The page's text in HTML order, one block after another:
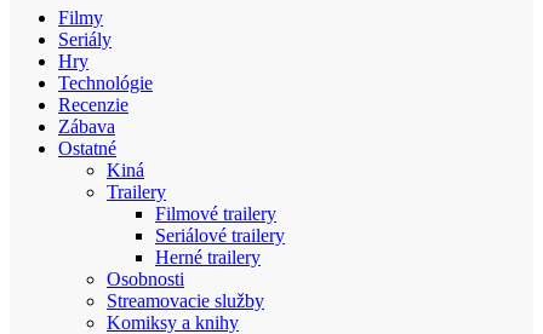
Filmy
Seriály
Hry
Technológie
Recenzie
Zábava
Ostatné
Kiná
Trailery
Filmové trailery
Seriálové trailery
Herné trailery
Osobnosti
Streamovacie služby
Komiksy a knihy